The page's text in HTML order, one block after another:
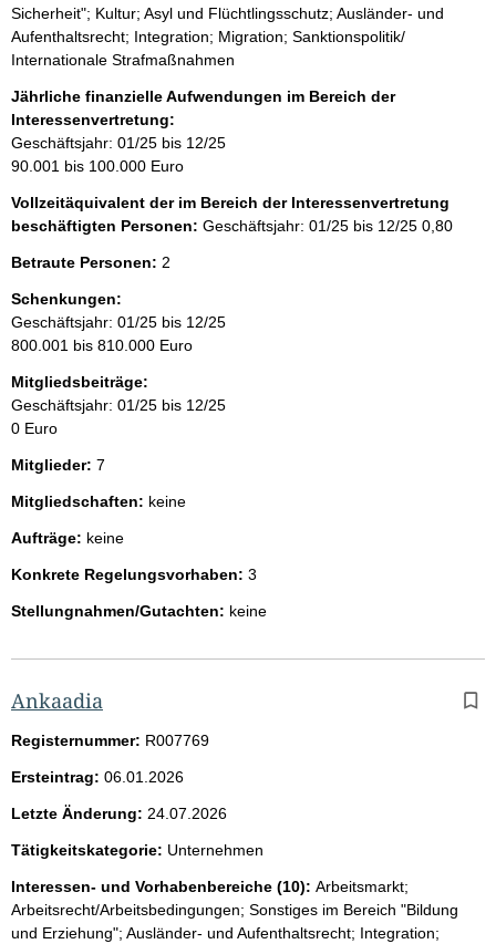
Sicherheit"; Kultur; Asyl und Flüchtlingsschutz; Ausländer- und
Aufenthaltsrecht; Integration; Migration; Sanktionspolitik/
Internationale Strafmaßnahmen
Jährliche finanzielle Aufwendungen im Bereich der
Interessenvertretung:
Geschäftsjahr: 01/25 bis 12/25
90.001 bis 100.000 Euro
Vollzeitäquivalent der im Bereich der Interessenvertretung
beschäftigten Personen: Geschäftsjahr: 01/25 bis 12/25 0,80
Betraute Personen: 2
Schenkungen:
Geschäftsjahr: 01/25 bis 12/25
800.001 bis 810.000 Euro
Mitgliedsbeiträge:
Geschäftsjahr: 01/25 bis 12/25
0 Euro
Mitglieder: 7
Mitgliedschaften: keine
Aufträge: keine
Konkrete Regelungsvorhaben: 3
Stellungnahmen/Gutachten: keine
Ankaadia
Registernummer: R007769
Ersteintrag: 06.01.2026
Letzte Änderung: 24.07.2026
Tätigkeitskategorie: Unternehmen
Interessen- und Vorhabenbereiche (10): Arbeitsmarkt;
Arbeitsrecht/Arbeitsbedingungen; Sonstiges im Bereich "Bildung
und Erziehung"; Ausländer- und Aufenthaltsrecht; Integration;